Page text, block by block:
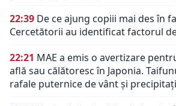
22:39 De ce ajung copiii mai des în
Cercetătorii au identificat factorul
22:21 MAE a emis o avertizare
află sau călătoresc în Japonia.
rafale puternice de vânt și